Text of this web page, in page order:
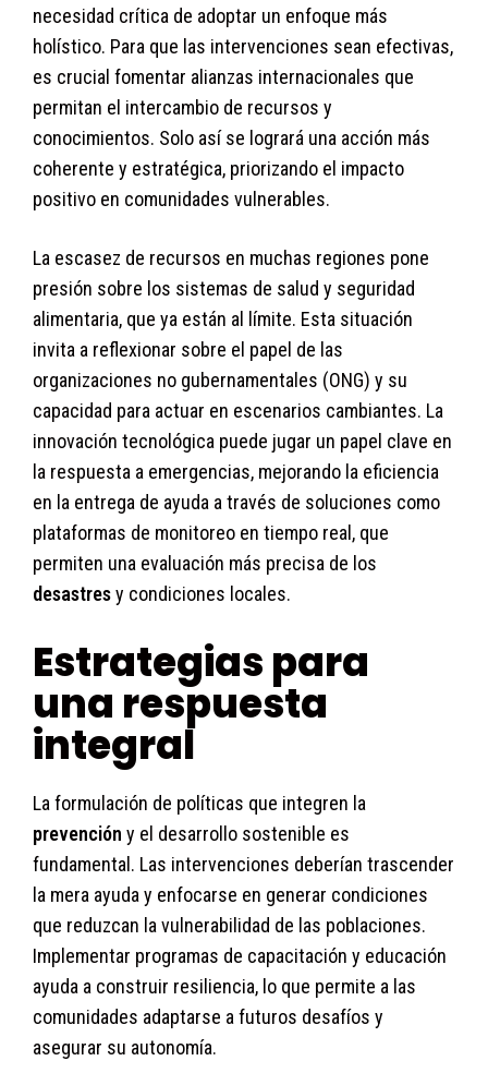
necesidad crítica de adoptar un enfoque más
holístico. Para que las intervenciones sean efectivas,
es crucial fomentar alianzas internacionales que
permitan el intercambio de recursos y
conocimientos. Solo así se logrará una acción más
coherente y estratégica, priorizando el impacto
positivo en comunidades vulnerables.
La escasez de recursos en muchas regiones pone
presión sobre los sistemas de salud y seguridad
alimentaria, que ya están al límite. Esta situación
invita a reflexionar sobre el papel de las
organizaciones no gubernamentales (ONG) y su
capacidad para actuar en escenarios cambiantes. La
innovación tecnológica puede jugar un papel clave en
la respuesta a emergencias, mejorando la eficiencia
en la entrega de ayuda a través de soluciones como
plataformas de monitoreo en tiempo real, que
permiten una evaluación más precisa de los
desastresy condiciones locales.
Estrategias para
una respuesta
integral
La formulación de políticas que integren la
prevención y el desarrollo sostenible es
fundamental. Las intervenciones deberían trascender
la mera ayuda y enfocarse en generar condiciones
que reduzcan la vulnerabilidad de las poblaciones.
Implementar programas de capacitación y educación
ayuda a construir resiliencia, lo que permite a las
comunidades adaptarse a futuros desafíos y
asegurar su autonomía.